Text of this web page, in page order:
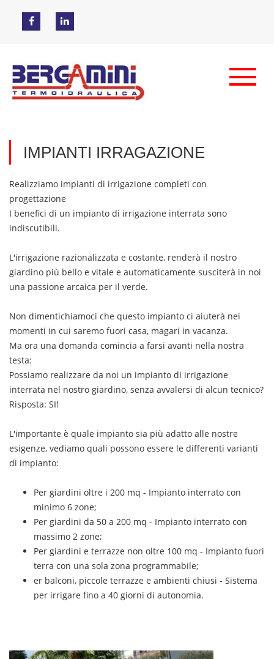
IMPIANTI IRRAGAZIONE
Realizziamo impianti di irrigazione completi con
progettazione
I benefici di un impianto di irrigazione interrata sono
indiscutibili.
L'irrigazione razionalizzata e costante, renderà il nostro
giardino più bello e vitale e automaticamente susciterà in noi
una passione arcaica per il verde.
Non dimentichiamoci che questo impianto ci aiuterà nei
momenti in cui saremo fuori casa, magari in vacanza.
Ma ora una domanda comincia a farsi avanti nella nostra
testa:
Possiamo realizzare da noi un impianto di irrigazione
interrata nel nostro giardino, senza avvalersi di alcun tecnico?
Risposta: SI!
L'importante è quale impianto sia più adatto alle nostre
esigenze, vediamo quali possono essere le differenti varianti
di impianto:
Per giardini oltre i 200 mq - Impianto interrato con
minimo 6 zone;
Per giardini da 50 a 200 mq - Impianto interrato con
massimo 2 zone;
Per giardini e terrazze non oltre 100 mq - Impianto fuori
terra con una sola zona programmabile;
er balconi, piccole terrazze e ambienti chiusi - Sistema
per irrigare fino a 40 giorni di autonomia.